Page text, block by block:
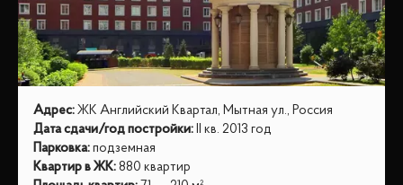
Адрес: ЖК Английский Квартал, Мытная ул., Россия
Дата сдачи/год постройки: II кв. 2013 год
Парковка: подземная
Квартир в ЖК: 880 квартир